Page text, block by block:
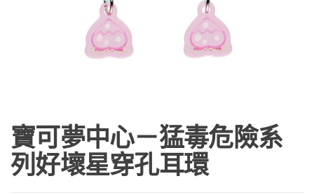
寶可夢中心－猛毒危險系
列好壞星穿孔耳環